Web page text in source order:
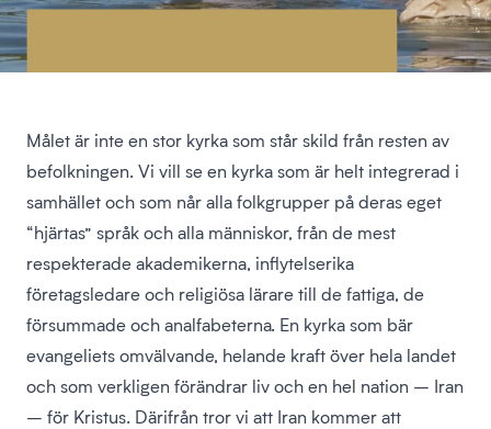
Målet är inte en stor kyrka som står skild från resten av
befolkningen. Vi vill se en kyrka som är helt integrerad i
samhället och som når alla folkgrupper på deras eget
“hjärtas” språk och alla människor, från de mest
respekterade akademikerna, inflytelserika
företagsledare och religiösa lärare till de fattiga, de
försummade och analfabeterna. En kyrka som bär
evangeliets omvälvande, helande kraft över hela landet
och som verkligen förändrar liv och en hel nation – Iran
– för Kristus. Därifrån tror vi att Iran kommer att